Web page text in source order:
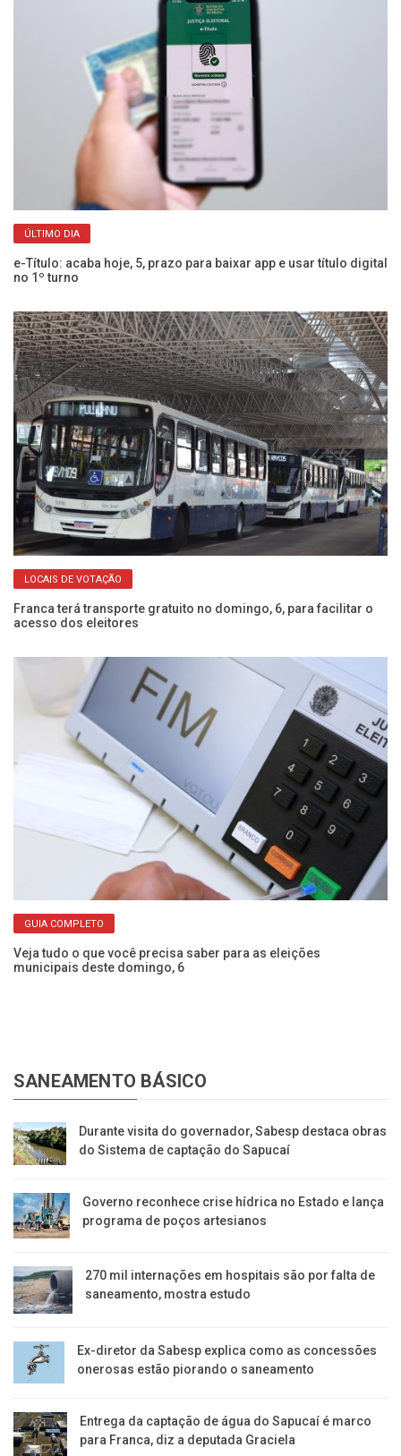
ÚLTIMO DIA
e-Título: acaba hoje, 5, prazo para baixar app e usar título digital
no 1º turno
LOCAIS DE VOTAÇÃO
Franca terá transporte gratuito no domingo, 6, para facilitar o
acesso dos eleitores
GUIA COMPLETO
Veja tudo o que você precisa saber para as eleições
municipais deste domingo, 6
SANEAMENTO BÁSICO
Durante visita do governador, Sabesp destaca obras
do Sistema de captação do Sapucaí
Governo reconhece crise hídrica no Estado e lança
programa de poços artesianos
270 mil internações em hospitais são por falta de
saneamento, mostra estudo
Ex-diretor da Sabesp explica como as concessões
onerosas estão piorando o saneamento
Entrega da captação de água do Sapucaí é marco
para Franca, diz a deputada Graciela